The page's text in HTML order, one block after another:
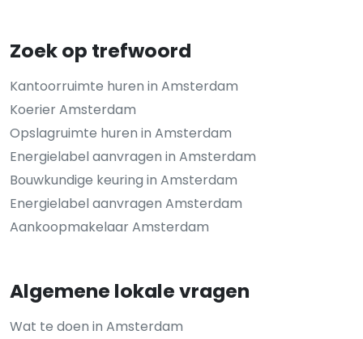
Zoek op trefwoord
Kantoorruimte huren in Amsterdam
Koerier Amsterdam
Opslagruimte huren in Amsterdam
Energielabel aanvragen in Amsterdam
Bouwkundige keuring in Amsterdam
Energielabel aanvragen Amsterdam
Aankoopmakelaar Amsterdam
Algemene lokale vragen
Wat te doen in Amsterdam